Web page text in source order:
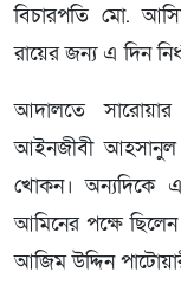
বিচারপতি মো.
রায়ের জন্য এ দিন
আদালতে
আইনজীবী আহসানুল
খোকন। অন্যদিকে
আমিনের পক্ষে
আজিম উদ্দিন